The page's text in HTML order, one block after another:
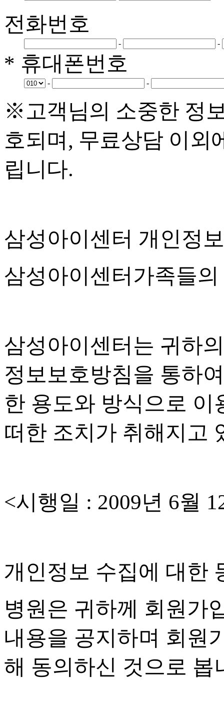
전화번호
- -
* 휴대폰번호
- -
※고객님의 소중한 정
호되며, 무료상담 이외
립니다.
삼성아이센터 개인정
삼성아이센터가족들
삼성아이센터는 귀하
정보보호방침을 통하
한 용도와 방식으로
떠한 조치가 취해지고
<시행일 : 2009년 6월
개인정보 수집에 대한
병원은 귀하께 회원가
내용을 공지하며 회원
해 동의하신 것으로 봅